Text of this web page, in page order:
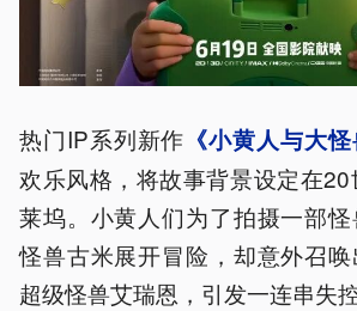
热门IP系列新作 《小黄人与大
欢乐风格，将故事背景设定在
莱坞。小黄人们为了拍摄一部
怪兽古米展开冒险，却意外召
超级怪兽艾瑞恩，引发一连串失控